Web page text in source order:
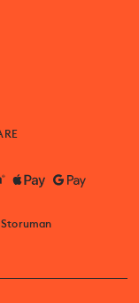
Storuman